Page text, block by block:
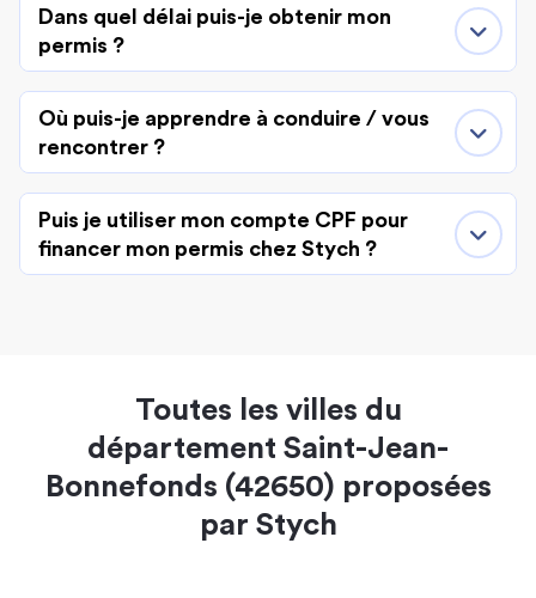
Dans quel délai puis-je obtenir mon
permis ?
Où puis-je apprendre à conduire / vous
rencontrer ?
Puis je utiliser mon compte CPF pour
financer mon permis chez Stych ?
Toutes les villes du
département Saint-Jean-
Bonnefonds (42650) proposées
par Stych